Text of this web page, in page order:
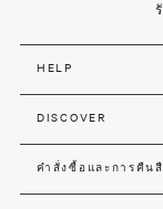
HELP
DISCOVER
คำสั่งซื้อและการคืน